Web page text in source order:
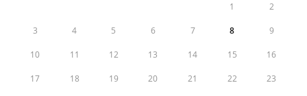
1 2
3 4 5 6 7 8 9
10 11 12 13 14 15 16
17 18 19 20 21 22 23